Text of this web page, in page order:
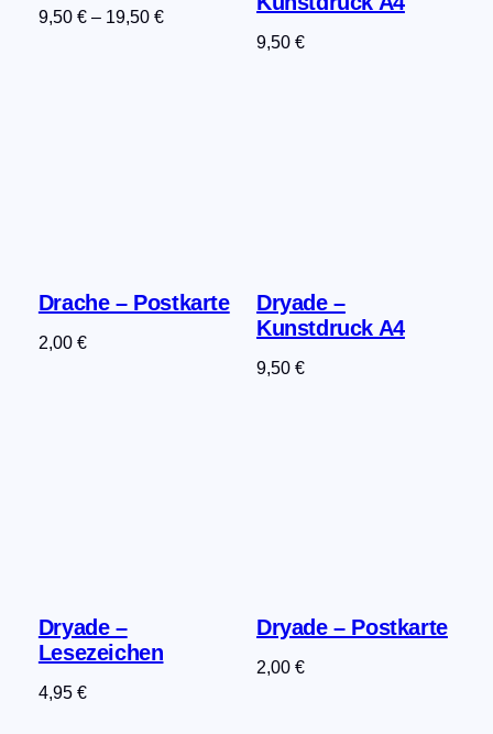
9,50 €– 19,50 €
9,50€
Drache – Postkarte
2,00 €
Dryade –
Kunstdruck A4
9,50€
Dryade –
Lesezeichen
4,95 €
Dryade – Postkarte
2,00€